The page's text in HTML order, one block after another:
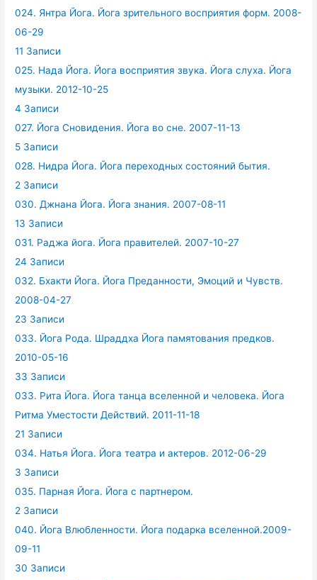
024. Янтра Йога. Йога зрительного восприятия форм. 2008-
06-29
11 Записи
025. Нада Йога. Йога восприятия звука. Йога слуха. Йога
музыки. 2012-10-25
4 Записи
027. Йога Сновидения. Йога во сне. 2007-11-13
5 Записи
028. Нидра Йога. Йога переходных состояний бытия.
2 Записи
030. Джнана Йога. Йога знания. 2007-08-11
13 Записи
031. Раджа йога. Йога правителей. 2007-10-27
24 Записи
032. Бхакти Йога. Йога Преданности, Эмоций и Чувств.
2008-04-27
23 Записи
033. Йога Рода. Шраддха Йога памятования предков.
2010-05-16
33 Записи
033. Рита Йога. Йога танца вселенной и человека. Йога
Ритма Уместости Действий. 2011-11-18
21 Записи
034. Натья Йога. Йога театра и актеров. 2012-06-29
3 Записи
035. Парная Йога. Йога с партнером.
2 Записи
040. Йога Влюбленности. Йога подарка вселенной.2009-
09-11
30 Записи